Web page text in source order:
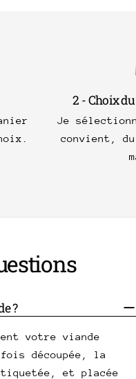
2 - Choix
Je
convient,
?
votre viande
découpée, la
et placée